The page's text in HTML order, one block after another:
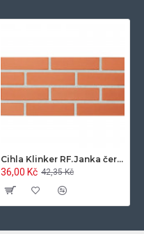
Cihla Klinker RF.Janka červená světlá 25x12x6,5cm- 420ks/pal.
36,00 Kč 42,35 Kč